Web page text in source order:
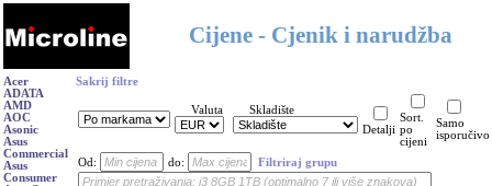
Cijene - Cjenik i narudžba
Acer
ADATA
AMD
AOC
Asonic
Asus
Commercial
Asus
Consumer
Sakrij filtre
Valuta
Skladište
Detalji
Sort.
po
cijeni
Samo
isporučivo
Od: do: Filtriraj grupu